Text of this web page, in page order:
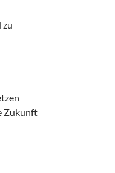
zu
Zukunft